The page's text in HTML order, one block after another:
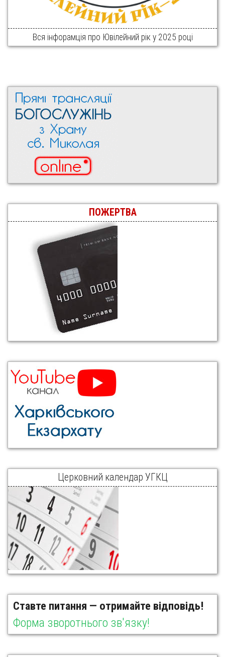
Вся інфорамція про Ювілейний рік у 2025 році
ПОЖЕРТВА
Церковний календар УГКЦ
Ставте питання — отримайте відповідь!
Форма зворотнього зв'язку!